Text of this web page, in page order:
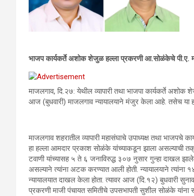
भाजप कार्यकर्ते अशोक शेजुळ हल्ला प्रकरणी आ.सोळंकेचे पी.ए.
माजलगाव, दि.२७: येथील व्यापारी तथा भाजपा कार्यकर्ते
आज (बुधवारी) माजलगाव न्यायालयाने मंजुर केला आहे. तसेच या
माजलगाव शहरातील व्यापारी महासंघाचे उपाध्यक्ष तथा भाजपचे
हा हल्ला आमदार प्रकाश सोळंके यांच्याकडून झाला असल्याची
टवाणी यांच्यासह ५ ते ६ जनाविरुद्ध ३०७ नुसार गुन्हा दाखल
असल्याने त्यांना अटक करण्यात आली होती. न्यायालयाने त्यांना
न्यायालयात दाखल केला होता. त्यावर आज (दि.१२) बुधवारी
प्रकरणी माजी पंचायत समितीचे उपसभापती सुशील सोळंके यांना